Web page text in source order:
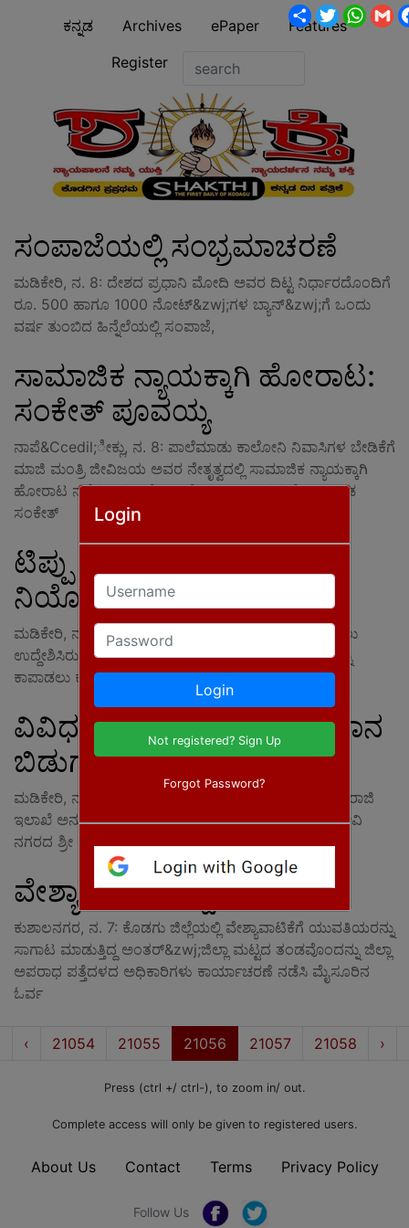
Login
Username
Password
Login
Not registered? Sign Up
Forgot Password?
ಕನ್ನಡ Archives ePaper
Features
Register
ಸಂಪಾಜೆಯಲ್ಲಿ ಸಂಭ್ರಮಾಚರಣೆ
ಮಡಿಕೇರಿ, ನ. 8: ದೇಶದ ಪ್ರಧಾನಿ ಮೋದಿ ಅವರ ದಿಟ್ಟ ನಿರ್ಧಾರದೊಂದಿಗೆ
ರೂ. 500 ಹಾಗೂ 1000 ನೋಟ್&zwj;ಗಳ ಬ್ಯಾನ್&zwj;ಗೆ ಒಂದು
ವರ್ಷ ತುಂಬಿದ ಹಿನ್ನೆಲೆಯಲ್ಲಿ ಸಂಪಾಜೆ,
ಸಾಮಾಜಿಕ ನ್ಯಾಯಕ್ಕಾಗಿ ಹೋರಾಟ:
ಸಂಕೇತ್ ಪೂವಯ್ಯ
ನಾಪೆ&Ccedil;ೀಕ್ಲು, ನ. 8: ಪಾಲೆಮಾಡು ಕಾಲೋನಿ ನಿವಾಸಿಗಳ ಬೇಡಿಕೆಗೆ
ಮಾಜಿ ಮಂತ್ರಿ ಜೀವಿಜಯ ಅವರ ನೇತೃತ್ವದಲ್ಲಿ ಸಾಮಾಜಿಕ ನ್ಯಾಯಕ್ಕಾಗಿ
ಹೋರಾಟ ನಡೆಸಲಾಗುವದೆಂದು ಜೆಡಿಎಸ್ ಜಿಲ್ಲಾಧ್ಯಕ್ಷ ಮೇರಿಯಂಡ
ಸಂಕೇತ್
ಟಿಪ್ಪು ಜಯಂತಿ : ಸಿಆರ್‍ಪಿಎಫ್
ನಿಯೋಜನೆ
ಮಡಿಕೇರಿ, ನ. 7 : ರಾಜ್ಯ ಸರಕಾರ ನವೆಂಬರ್ 10ರಂದು ಆಚರಿಸಲು
ಉದ್ದೇಶಿಸಿರುವ ಟಿಪ್ಪು ಜಯಂತಿ ಸಂದರ್ಭ ಶಾಂತಿ ಸುವ್ಯವಸ್ಥೆಯನ್ನು
ಕಾಪಾಡಲು ಕೊಡಗು ಜಿಲ್ಲೆಯಾದ್ಯಂತ ಪೊಲೀಸರು ಬಿಗಿ
ವಿವಿಧ ದೇವಾಲಯಗಳಿಗೆ ಅನುದಾನ
ಬಿಡುಗಡೆ
ಮಡಿಕೇರಿ, ನ. 7: ಜಿಲ್ಲೆಯ ಹಲವು ದೇವಾಲಯಗಳಿಗೆ ರಾಜ್ಯ ಮುಜರಾಜಿ
ಇಲಾಖೆ ಅನುದಾನ ಬಿಡುಗಡೆಗೊಳಿಸಿದೆ.ಮಡಿಕೇರಿಯ ಮಂಗಳಾದೇವಿ
ನಗರದ ಶ್ರೀ ರಾಜರಾಜೇಶ್ವರಿ ದೇವಾಲಯಕ್ಕೆ ರೂ. 5 ಲಕ್ಷ, ಬಾಳೆಲೆ
ವೇಶ್ಯಾವಾಟಿಕೆ ನಾಲ್ವರ ಬಂಧನ
ಕುಶಾಲನಗರ, ನ. 7: ಕೊಡಗು ಜಿಲ್ಲೆಯಲ್ಲಿ ವೇಶ್ಯಾವಾಟಿಕೆಗೆ ಯುವತಿಯರನ್ನು
ಸಾಗಾಟ ಮಾಡುತ್ತಿದ್ದ ಅಂತರ್&zwj;ಜಿಲ್ಲಾ ಮಟ್ಟದ ತಂಡವೊಂದನ್ನು ಜಿಲ್ಲಾ
ಅಪರಾಧ ಪತ್ತೆದಳದ ಅಧಿಕಾರಿಗಳು ಕಾರ್ಯಾಚರಣೆ ನಡೆಸಿ ಮೈಸೂರಿನ
ಓರ್ವ
First‹ Prev21054 21055 21056 21057 21058 ›
Press (ctrl +/ ctrl-), to zoom in/ out.
Complete access will only be given to registered users.
About Us Contact Terms Privacy Policy
Follow Us
ShareTwitter